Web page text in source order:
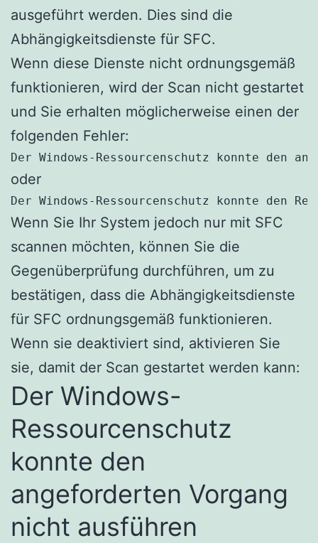
ausgeführt werden. Dies sind die
Abhängigkeitsdienste für SFC.
Wenn diese Dienste nicht ordnungsgemäß
funktionieren, wird der Scan nicht gestartet
und Sie erhalten möglicherweise einen der
folgenden Fehler:
Der Windows-Ressourcenschutz konnte den
oder
Der Windows-Ressourcenschutz konnte den
Wenn Sie Ihr System jedoch nur mit SFC
scannen möchten, können Sie die
Gegenüberprüfung durchführen, um zu
bestätigen, dass die Abhängigkeitsdienste
für SFC ordnungsgemäß funktionieren.
Wenn sie deaktiviert sind, aktivieren Sie
sie, damit der Scan gestartet werden kann:
Der Windows-
Ressourcenschutz
konnte den
angeforderten Vorgang
nicht ausführen